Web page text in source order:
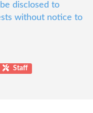
disclosed to
without notice to
Staff